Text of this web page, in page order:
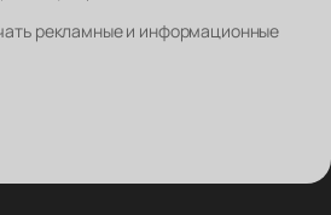
рекламные и информационные